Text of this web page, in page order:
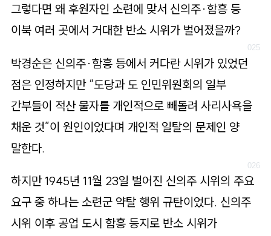
그렇다면 왜 후원자인 소련에 맞서 신의주·함흥 등
이북 여러 곳에서 거대한 반소 시위가 벌어졌을까?
박경순은 신의주·함흥 등에서 커다란 시위가 있었던
점은 인정하지만 “도당과 도 인민위원회의 일부
간부들이 적산 물자를 개인적으로 빼돌려 사리사욕을
채운 것”이 원인이었다며 개인적 일탈의 문제인 양
말한다.
하지만 1945년 11월 23일 벌어진 신의주 시위의 주요
요구 중 하나는 소련군 약탈 행위 규탄이었다. 신의주
시위 이후 공업 도시 함흥 등지로 반소 시위가